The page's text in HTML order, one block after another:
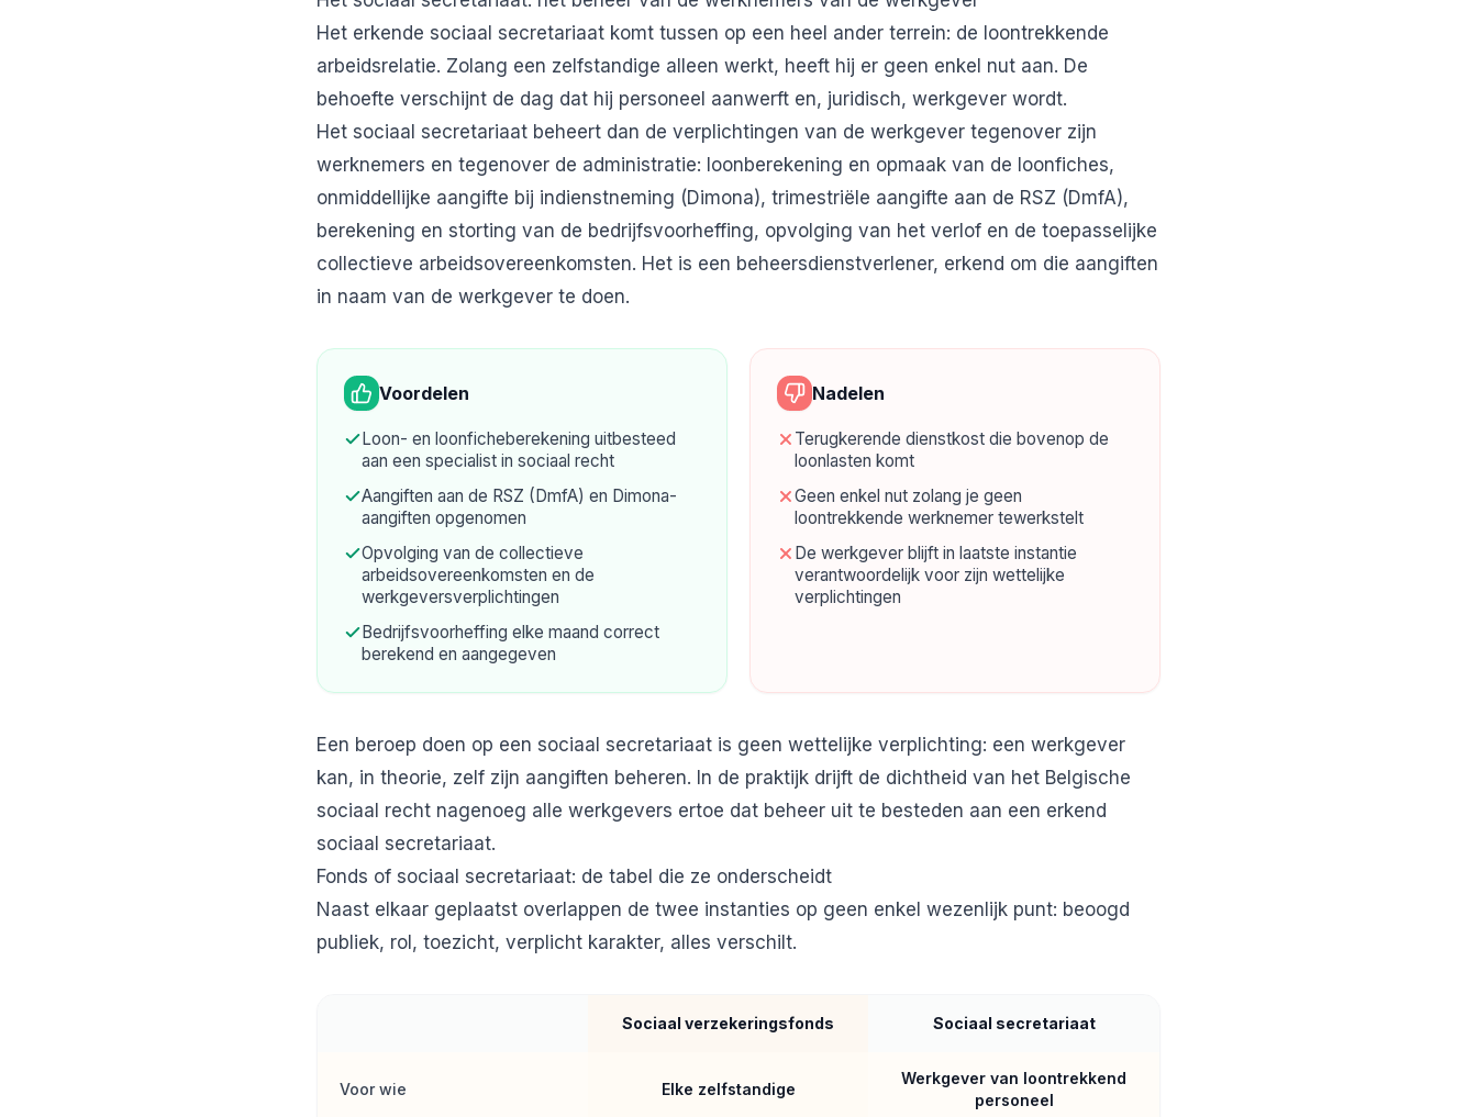
Het erkende sociaal secretariaat komt tussen op een heel ander terrein: de loontrekkende
arbeidsrelatie. Zolang een zelfstandige alleen werkt, heeft hij er geen enkel nut aan. De
behoefte verschijnt de dag dat hij personeel aanwerft en, juridisch, werkgever wordt.
Het sociaal secretariaat beheert dan de verplichtingen van de werkgever tegenover zijn
werknemers en tegenover de administratie: loonberekening en opmaak van de loonfiches,
onmiddellijke aangifte bij indienstneming (Dimona), trimestriële aangifte aan de RSZ (DmfA),
berekening en storting van de bedrijfsvoorheffing, opvolging van het verlof en de toepasselijke
collectieve arbeidsovereenkomsten. Het is een beheersdienstverlener, erkend om die aangiften
in naam van de werkgever te doen.
Voordelen
Loon- en loonficheberekening uitbesteed
aan een specialist in sociaal recht
Aangiften aan de RSZ (DmfA) en Dimona-
aangiften opgenomen
Opvolging van de collectieve
arbeidsovereenkomsten en de
werkgeversverplichtingen
Bedrijfsvoorheffing elke maand correct
berekend en aangegeven
Nadelen
Terugkerende dienstkost die bovenop de
loonlasten komt
Geen enkel nut zolang je geen
loontrekkende werknemer tewerkstelt
De werkgever blijft in laatste instantie
verantwoordelijk voor zijn wettelijke
verplichtingen
Een beroep doen op een sociaal secretariaat is geen wettelijke verplichting: een werkgever
kan, in theorie, zelf zijn aangiften beheren. In de praktijk drijft de dichtheid van het Belgische
sociaal recht nagenoeg alle werkgevers ertoe dat beheer uit te besteden aan een erkend
sociaal secretariaat.
Fonds of sociaal secretariaat: de tabel die ze onderscheidt
Naast elkaar geplaatst overlappen de twee instanties op geen enkel wezenlijk punt: beoogd
publiek, rol, toezicht, verplicht karakter, alles verschilt.
Sociaal verzekeringsfonds Sociaal secretariaat
Voor wie Elke zelfstandige
Werkgever van loontrekkend
personeel